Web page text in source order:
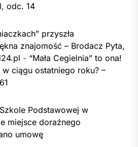
odc. 14
przyszła
znajomość – Brodacz Pyta,
- “Mała Cegielnia” to ona!
w ciągu ostatniego roku? –
Podstawowej w
miejsce doraźnego
umowę